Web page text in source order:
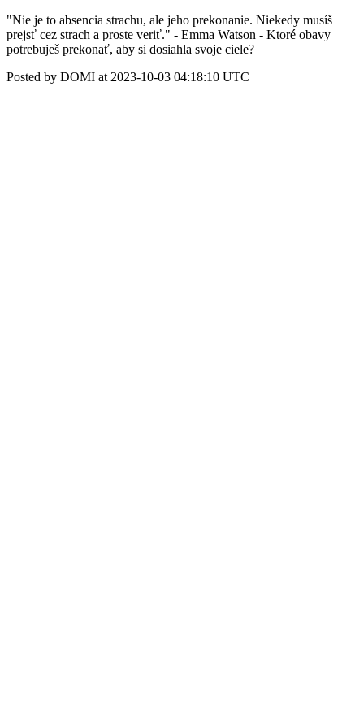
"Nie je to absencia strachu, ale jeho prekonanie. Niekedy musíš
prejsť cez strach a proste veriť." - Emma Watson - Ktoré obavy
potrebuješ prekonať, aby si dosiahla svoje ciele?
Posted by DOMI at 2023-10-03 04:18:10 UTC